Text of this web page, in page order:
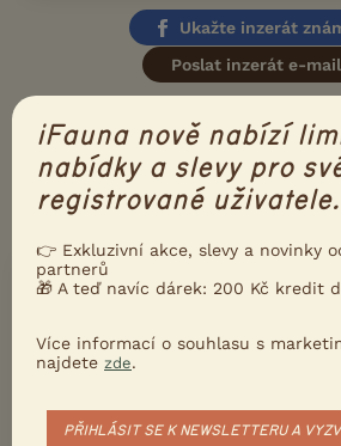
Ukažte inzerát
Poslat inzerát e-
DALŠÍ INZERÁTY S
STAFORDŠÍRSKÝ TERIÉR
REGISTROVANÁ CHOVATELSKÁ
Americký stafordširský teriér s
iFauna nově nabízí
nabídky a slevy pro
registrované uživatele.
👉 Exkluzivní akce, slevy a novinky
partnerů
🎁 A teď navíc dárek: 200 Kč kredit
Více informací o souhlasu s
najdete zde.
PŘIHLÁSIT SE K NEWSLETTERU A